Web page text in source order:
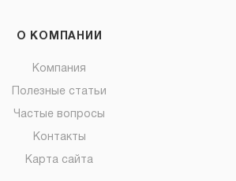
О КОМПАНИИ
Компания
Полезные статьи
Частые вопросы
Контакты
Карта сайта